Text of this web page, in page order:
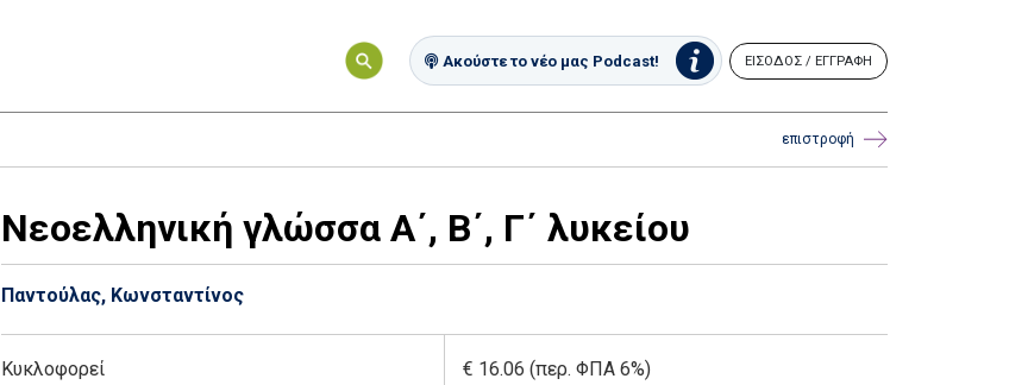
Ακούστε το νέο μας Podcast! ΕΙΣΟΔΟΣ / ΕΓΓΡΑΦΗ
επιστροφή
Νεοελληνική γλώσσα Α΄, Β΄, Γ΄ λυκείου
Παντούλας, Κωνσταντίνος
Κυκλοφορεί
€ 16.06 (περ. ΦΠΑ 6%)